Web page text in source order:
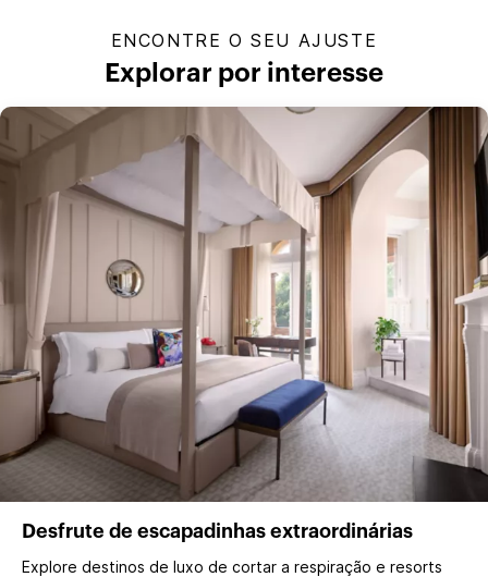
ENCONTRE O SEU AJUSTE
Explorar por interesse
Desfrute de escapadinhas extraordinárias
Explore destinos de luxo de cortar a respiração e resorts